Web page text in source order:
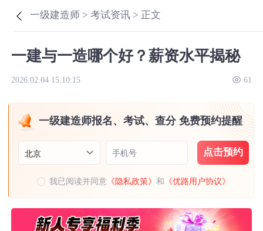
一级建造师 >考试资讯 > 正文
一建与一造哪个好？薪资水平揭秘
2026.02.04 15:10:15 61
一级建造师报名、考试、查分 免费预约提醒
北京 手机号 点击预约
我已阅读并同意 《隐私政策》和 《优路用户协议》